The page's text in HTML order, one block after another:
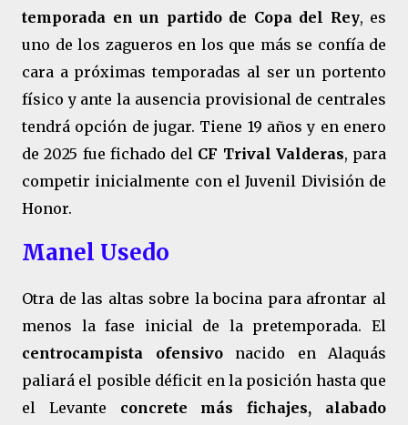
temporada en un partido de Copa del Rey, es
uno de los zagueros en los que más se confía de
cara a próximas temporadas al ser un portento
físico y ante la ausencia provisional de centrales
tendrá opción de jugar. Tiene 19 años y en enero
de 2025 fue fichado del CF Trival Valderas, para
competir inicialmente con el Juvenil División de
Honor.
Manel Usedo
Otra de las altas sobre la bocina para afrontar al
menos la fase inicial de la pretemporada. El
centrocampista ofensivonacido en Alaquás
paliará el posible déficit en la posición hasta que
el Levante concrete más fichajes, alabado